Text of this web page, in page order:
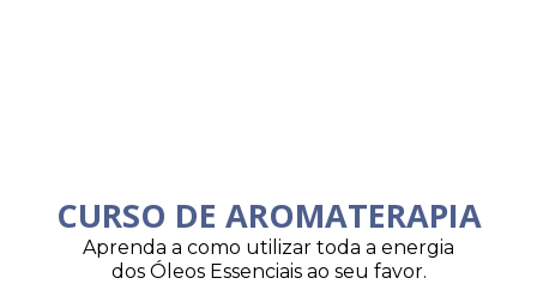
CURSO DE AROMATERAPIA
Aprenda a como utilizar toda a energia
dos Óleos Essenciais ao seu favor.